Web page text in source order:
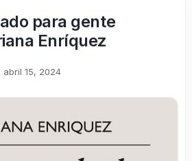
para gente
Enríquez
abril 15, 2024